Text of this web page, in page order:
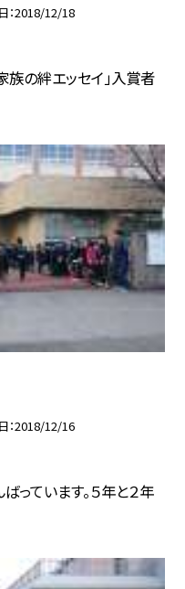
2018/12/18
族の絆エッセイ」入賞者
2018/12/16
っています。５年と２年